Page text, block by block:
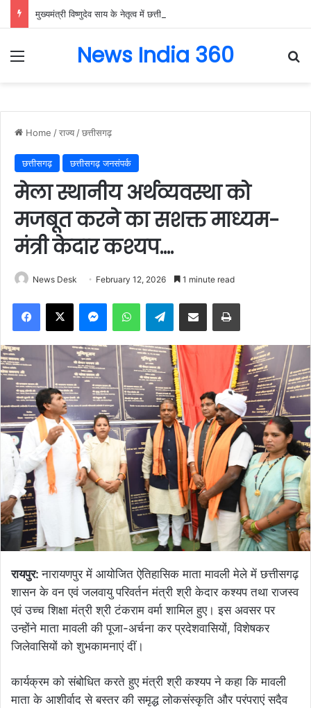
Menu News India 360
Home /राज्य /छत्तीसगढ़
छत्तीसगढ़ छत्तीसगढ़ जनसंपर्क
मेला स्थानीय अर्थव्यवस्था को
मजबूत करने का सशक्त माध्यम-
मंत्री केदार कश्यप….
News Desk February 12, 2026 1 minute read
Facebook
X MessengerWhatsAppTelegramShare via Email Print
रायपुर:नारायणपुर में आयोजित ऐतिहासिक माता मावली मेले में छत्तीसगढ़
शासन के वन एवं जलवायु परिवर्तन मंत्री श्री केदार कश्यप तथा राजस्व
एवं उच्च शिक्षा मंत्री श्री टंकराम वर्मा शामिल हुए। इस अवसर पर
उन्होंने माता मावली की पूजा-अर्चना कर प्रदेशवासियों, विशेषकर
जिलेवासियों को शुभकामनाएं दीं।
कार्यक्रम को संबोधित करते हुए मंत्री श्री कश्यप ने कहा कि मावली
माता के आशीर्वाद से बस्तर की समृद्ध लोकसंस्कृति और परंपराएं सदैव